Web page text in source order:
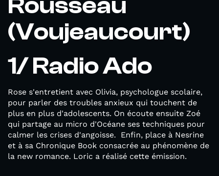
(Voujeaucourt)
1/ Radio Ado
Rose s'entretient avec Olivia, psychologue scolaire,
pour parler des troubles anxieux qui touchent de
plus en plus d'adolescents. On écoute ensuite Zoé
qui partage au micro d'Océane ses techniques pour
calmer les crises d'angoisse. Enfin, place à Nesrine
et à sa Chronique Book consacrée au phénomène de
la new romance. Loric a réalisé cette émission.